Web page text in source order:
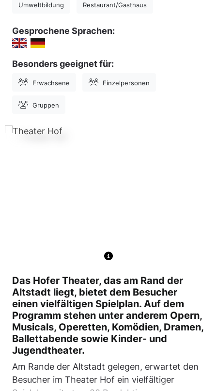
Umweltbildung Restaurant/Gasthaus
Gesprochene Sprachen:
Besonders geeignet für:
Erwachsene Einzelpersonen
Gruppen
Das Hofer Theater, das am Rand der
Altstadt liegt, bietet dem Besucher
einen vielfältigen Spielplan. Auf dem
Programm stehen unter anderem Opern,
Musicals, Operetten, Komödien, Dramen,
Ballettabende sowie Kinder- und
Jugendtheater.
Am Rande der Altstadt gelegen, erwartet den
Besucher im Theater Hof ein vielfältiger